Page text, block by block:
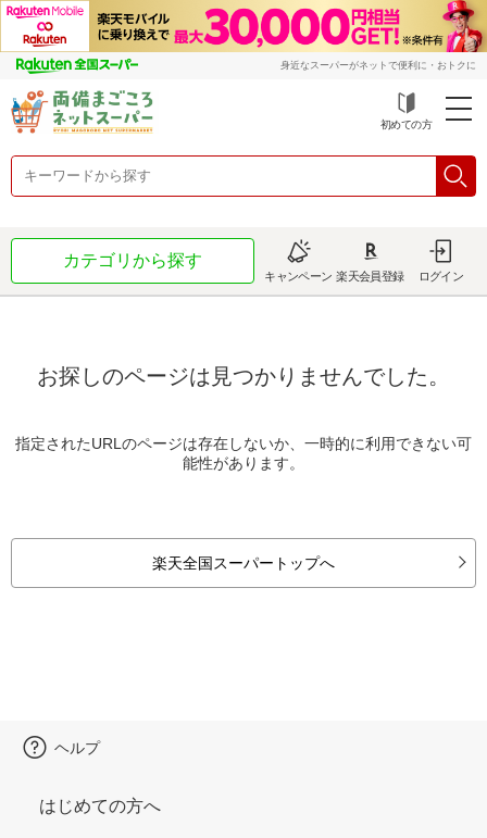
身近なスーパーがネットで便利に・おトクに
初めての方
カテゴリから探す
キャンペーン 楽天会員登録 ログイン
お探しのページは見つかりませんでした。
指定されたURLのページは存在しないか、一時的に利用できない可
能性があります。
楽天全国スーパートップへ
ヘルプ
はじめての方へ